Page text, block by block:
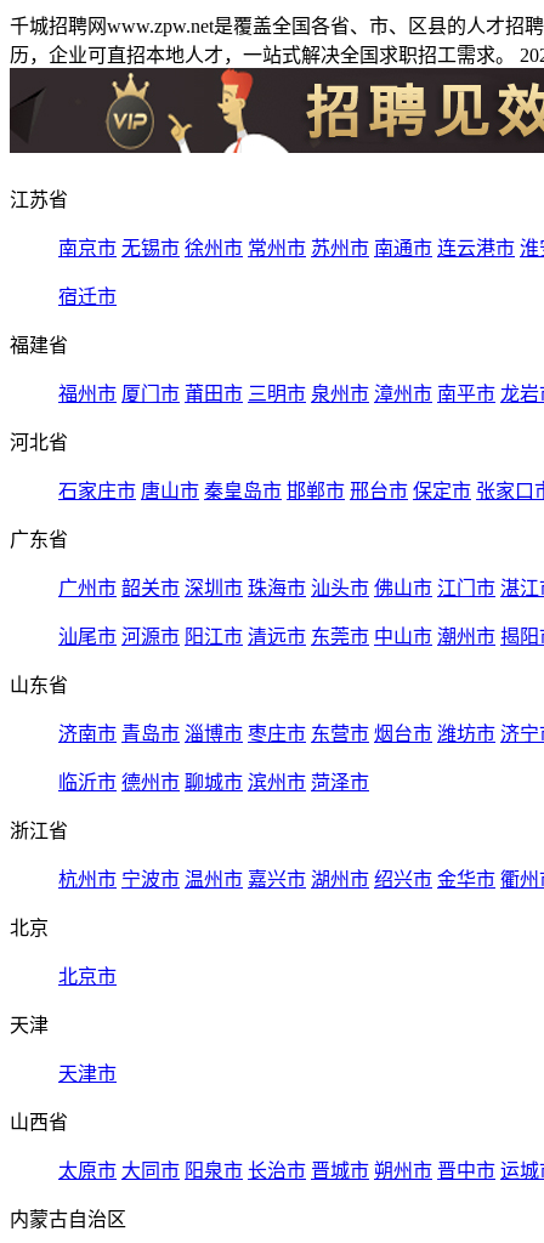
千城招聘网www.zpw.net是覆盖全国各省、市、区县的人才
历，企业可直招本地人才，一站式解决全国求职招工需求。
江苏省
南京市 无锡市 徐州市 常州市 苏州市 南通市 连云港市 淮
宿迁市
福建省
福州市 厦门市 莆田市 三明市 泉州市 漳州市 南平市 龙岩
河北省
石家庄市 唐山市 秦皇岛市 邯郸市 邢台市 保定市 张家口
广东省
广州市 韶关市 深圳市 珠海市 汕头市 佛山市 江门市 湛江
汕尾市 河源市 阳江市 清远市 东莞市 中山市 潮州市 揭阳
山东省
济南市 青岛市 淄博市 枣庄市 东营市 烟台市 潍坊市 济宁
临沂市 德州市 聊城市 滨州市 菏泽市
浙江省
杭州市 宁波市 温州市 嘉兴市 湖州市 绍兴市 金华市 衢州
北京
北京市
天津
天津市
山西省
太原市 大同市 阳泉市 长治市 晋城市 朔州市 晋中市 运城
内蒙古自治区